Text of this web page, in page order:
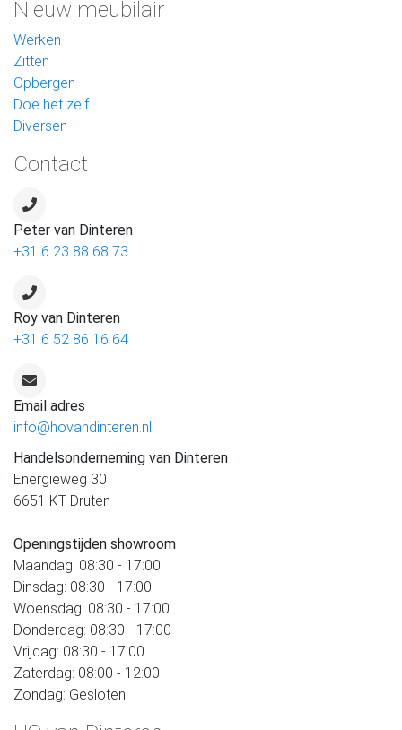
Nieuw meubilair
Werken
Zitten
Opbergen
Doe het zelf
Diversen
Contact
Peter van Dinteren
+31 6 23 88 68 73
Roy van Dinteren
+31 6 52 86 16 64
Email adres
info@hovandinteren.nl
Handelsonderneming van Dinteren
Energieweg 30
6651 KT Druten
Openingstijden showroom
Maandag: 08:30 - 17:00
Dinsdag: 08:30 - 17:00
Woensdag: 08:30 - 17:00
Donderdag: 08:30 - 17:00
Vrijdag: 08:30 - 17:00
Zaterdag: 08:00 - 12:00
Zondag: Gesloten